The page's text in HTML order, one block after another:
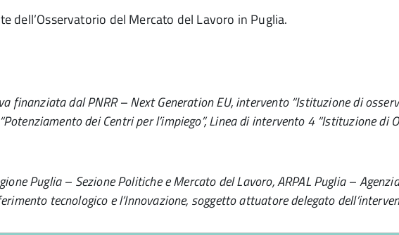
dell’Osservatorio del Mercato del Lavoro in Puglia.
finanziata dal PNRR – Next Generation EU, intervento “Istituzione di
dei Centri per l’impiego”, Linea di intervento 4 “Istituzione di
Puglia – Sezione Politiche e Mercato del Lavoro, ARPAL Puglia –
tecnologico e l’Innovazione, soggetto attuatore delegato